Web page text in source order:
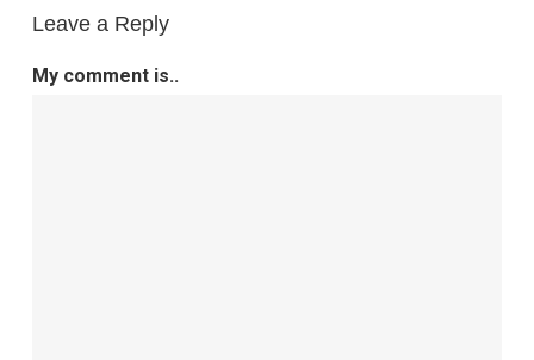
Leave a Reply
My comment is..